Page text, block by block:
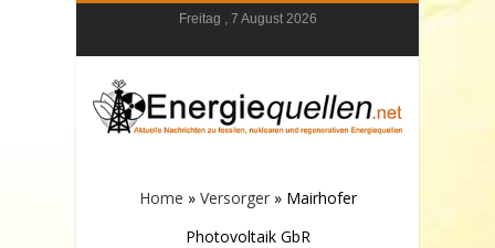
Freitag , 7 August 2026
Home » Versorger» Mairhofer
Photovoltaik GbR